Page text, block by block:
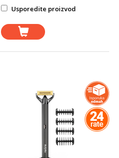
Usporedite proizvod